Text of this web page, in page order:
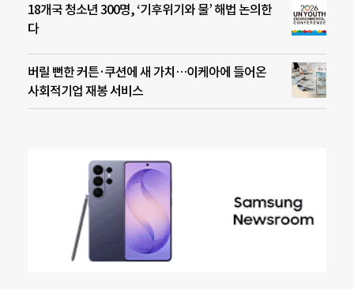
18개국 청소년 300명, ‘기후위기와 물’ 해법 논의한
다
버릴 뻔한 커튼·쿠션에 새 가치…이케아에 들어온
사회적기업 재봉 서비스